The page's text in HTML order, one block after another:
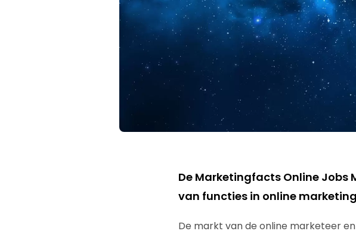
De Marketingfacts Online Jobs
van functies in online
De markt van de online marketeer